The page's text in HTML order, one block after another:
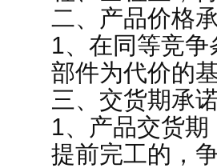
二、产品价格
1、在同等竞
部件为代价的
三、交货期承
1、产品交货
提前完工的，